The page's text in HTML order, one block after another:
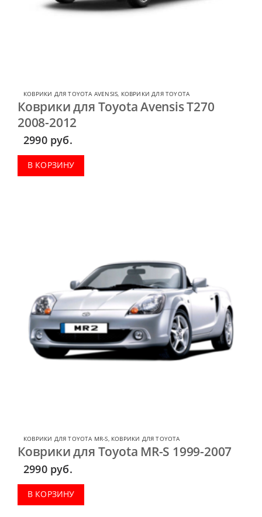
КОВРИКИ ДЛЯ TOYOTA AVENSIS КОВРИКИ ДЛЯ TOYOTA
Коврики для Toyota Avensis T270
2008-2012
2990 руб.
В КОРЗИНУ
КОВРИКИ ДЛЯ TOYOTA MR-S, КОВРИКИ ДЛЯ TOYOTA
Коврики для Toyota MR-S 1999-2007
2990 руб.
В КОРЗИНУ